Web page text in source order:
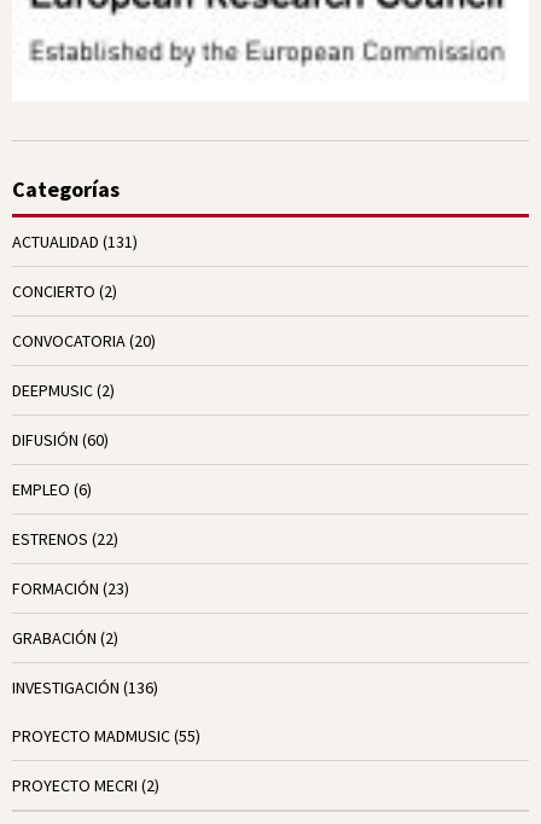
Categorías
ACTUALIDAD (131)
CONCIERTO (2)
CONVOCATORIA(20)
DEEPMUSIC(2)
DIFUSIÓN (60)
EMPLEO (6)
ESTRENOS (22)
FORMACIÓN (23)
GRABACIÓN (2)
INVESTIGACIÓN (136)
PROYECTO MADMUSIC(55)
PROYECTO MECRI (2)